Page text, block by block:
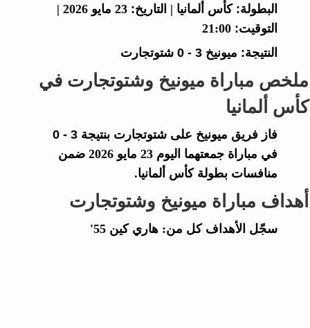
البطولة: كأس ألمانيا | التاريخ: 23 مايو 2026 |
التوقيت: 21:00
النتيجة: ميونيخ3 - 0 شتوتجارت
ملخص مباراة ميونيخ وشتوتجارت في
كأس ألمانيا
فاز فريق ميونيخ علىشتوتجارت بنتيجة3 - 0
في مباراة جمعتهما اليوم 23 مايو 2026 ضمن
منافسات بطولة كأس ألمانيا.
أهداف مباراة ميونيخ وشتوتجارت
سجّل الأهداف كل من: هاري كين 55'